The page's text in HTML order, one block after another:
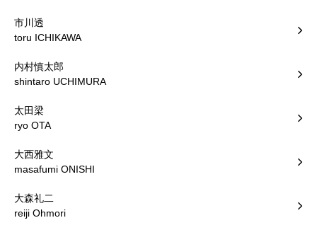
市川透
toru ICHIKAWA
内村慎太郎
shintaro UCHIMURA
太田梁
ryo OTA
大西雅文
masafumi ONISHI
大森礼二
reiji Ohmori